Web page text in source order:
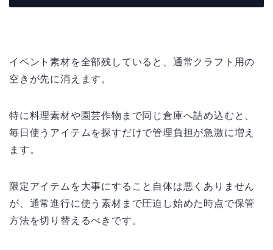
イベント素材を全部残していると、通常クラフト用の
空きが先に消えます。
特に料理素材や園芸作物まで同じ倉庫へ詰め込むと、
毎日使うアイテムを探すだけで管理負担が急激に増え
ます。
限定アイテムを大事にすること自体は悪くありません
が、通常進行に使う素材まで圧迫し始めた時点で保管
方法を切り替えるべきです。